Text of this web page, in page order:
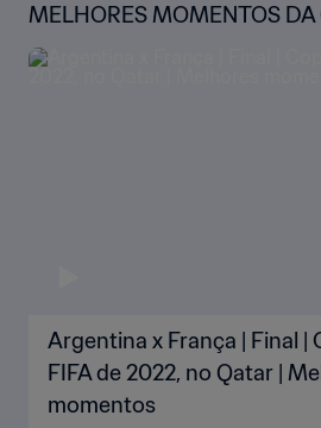
MELHORES MOMENTOS DA
DO MUNDO
Argentina x França | Final |
FIFA de 2022, no Qatar |
momentos